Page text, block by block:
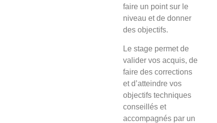
faire un point sur le
niveau et de donner
des objectifs.
Le stage permet de
valider vos acquis, de
faire des corrections
et d’atteindre vos
objectifs techniques
conseillés et
accompagnés par un